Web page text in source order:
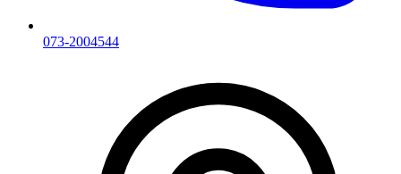
073-2004544